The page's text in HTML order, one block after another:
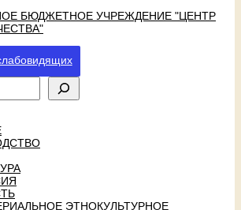
ЭТНОКУЛЬТУРНОЕ